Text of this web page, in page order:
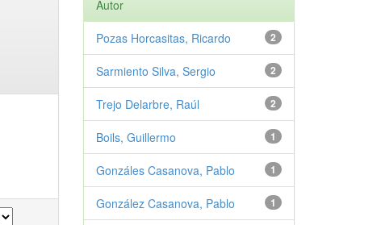
Autor
2
Pozas Horcasitas, Ricardo
2
Sarmiento Silva, Sergio
2
Trejo Delarbre, Raúl
1
Boils, Guillermo
1
Gonzáles Casanova, Pablo
1
González Casanova, Pablo